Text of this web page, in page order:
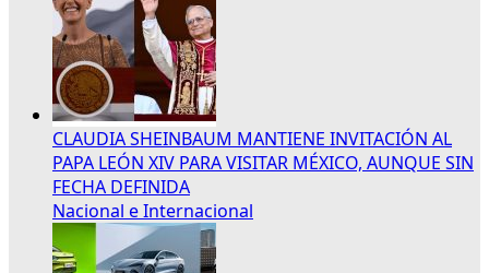
CLAUDIA SHEINBAUM MANTIENE INVITACIÓN AL
PAPA LEÓN XIV PARA VISITAR MÉXICO, AUNQUE SIN
FECHA DEFINIDA
Nacional e Internacional